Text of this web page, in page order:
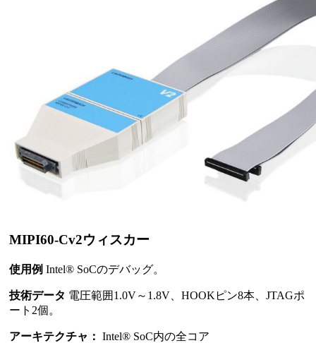
MIPI60-Cv2ウィスカー
使用例 Intel® SoCのデバッグ。
技術データ 電圧範囲1.0V～1.8V、HOOKピン8本、JTAGポ
ート2個。
アーキテクチャ： Intel® SoC内の全コア